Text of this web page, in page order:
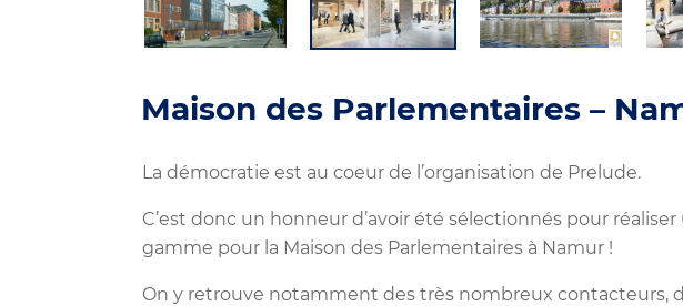
Maison des Parlementaires –
La démocratie est au coeur de l’organisation de Prelude.
C’est donc un honneur d’avoir été sélectionnés pour
gamme pour la Maison des Parlementaires à Namur !
On y retrouve notamment des très nombreux contacteurs,